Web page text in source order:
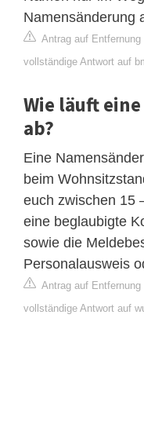
Namensänderung
Antrag auf Entfernung
vollständige Antwort auf
Wie läuft
ab?
Eine
beim
euch zwischen 15
eine beglaubigte
sowie die
Personalausweis
Antrag auf Entfernung
vollständige Antwort auf